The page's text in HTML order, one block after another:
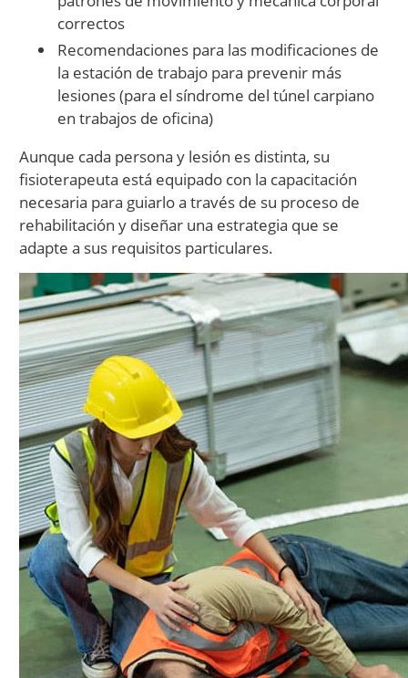
correctos
Recomendaciones para las modificaciones de
la estación de trabajo para prevenir más
lesiones (para el síndrome del túnel carpiano
en trabajos de oficina)
Aunque cada persona y lesión es distinta, su
fisioterapeuta está equipado con la capacitación
necesaria para guiarlo a través de su proceso de
rehabilitación y diseñar una estrategia que se
adapte a sus requisitos particulares.